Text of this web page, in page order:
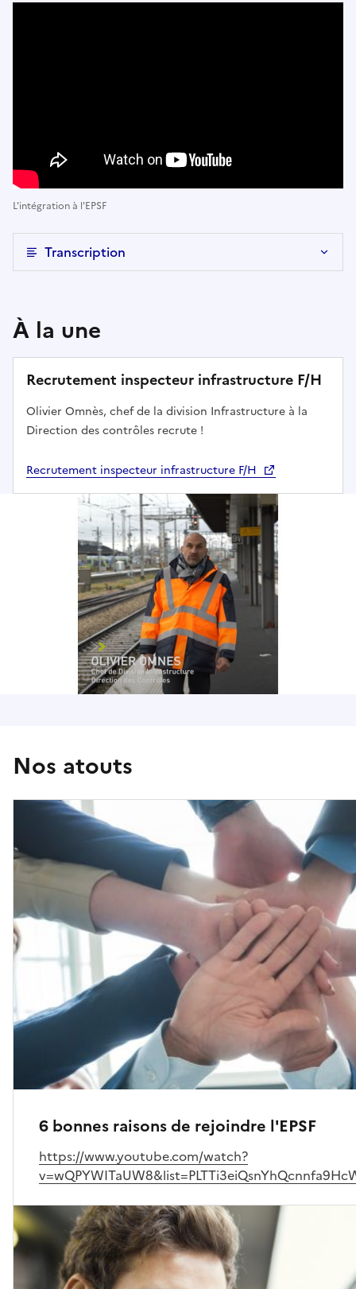
L'intégration à l'EPSF
Transcription
À la une
Recrutement inspecteur infrastructure F/H
Olivier Omnès, chef de la division Infrastructure à la
Direction des contrôles recrute !
Recrutement inspecteur infrastructure F/H
Nos atouts
6 bonnes raisons de rejoindre l'EPSF
https://www.youtube.com/watch?